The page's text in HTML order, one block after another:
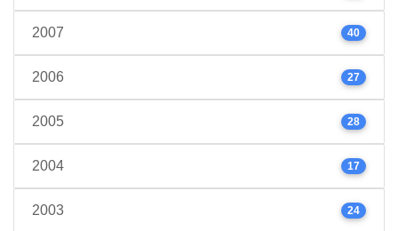
2007 40
2006 27
2005 28
2004 17
2003 24